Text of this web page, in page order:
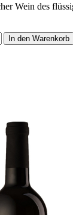
Wein des